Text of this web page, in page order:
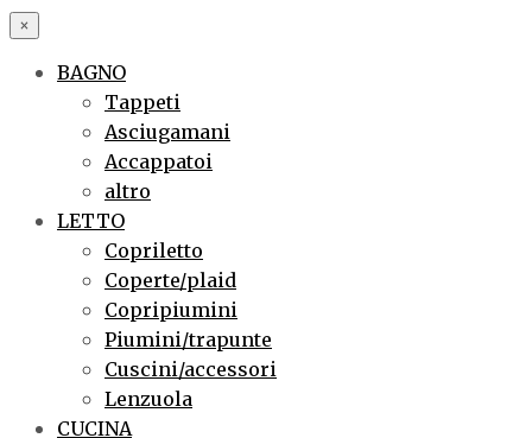
×
BAGNO
Tappeti
Asciugamani
Accappatoi
altro
LETTO
Copriletto
Coperte/plaid
Copripiumini
Piumini/trapunte
Cuscini/accessori
Lenzuola
CUCINA